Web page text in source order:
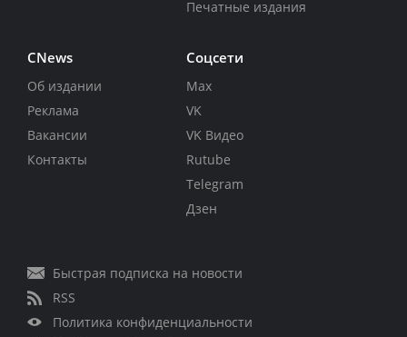
Печатные издания
CNews
Об издании
Реклама
Вакансии
Контакты
Соцсети
Max
VK
VK Видео
Rutube
Telegram
Дзен
Быстрая подписка на новости
RSS
Политика конфиденциальности